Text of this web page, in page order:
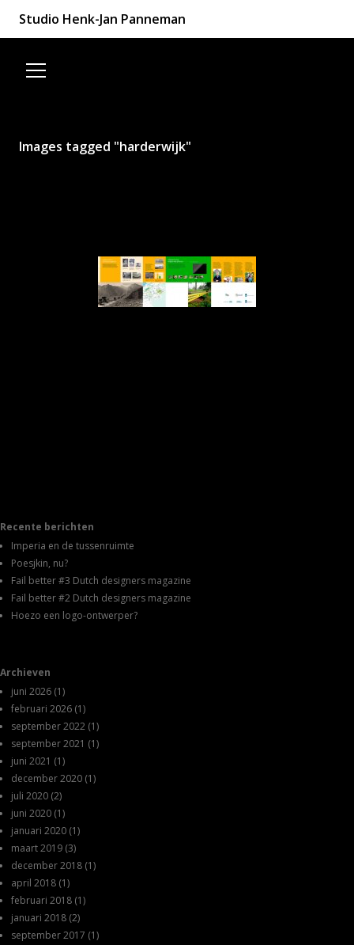
Studio Henk-Jan Panneman
Images tagged "harderwijk"
Recente berichten
Imperia en de tussenruimte
Poesjkin, nu?
Fail better #3 Dutch designers magazine
Fail better #2 Dutch designers magazine
Hoezo een logo-ontwerper?
Archieven
juni 2026 (1)
februari 2026 (1)
september 2022 (1)
september 2021 (1)
juni 2021 (1)
december 2020 (1)
juli 2020 (2)
juni 2020 (1)
januari 2020 (1)
maart 2019 (3)
december 2018 (1)
april 2018 (1)
februari 2018 (1)
januari 2018 (2)
september 2017 (1)